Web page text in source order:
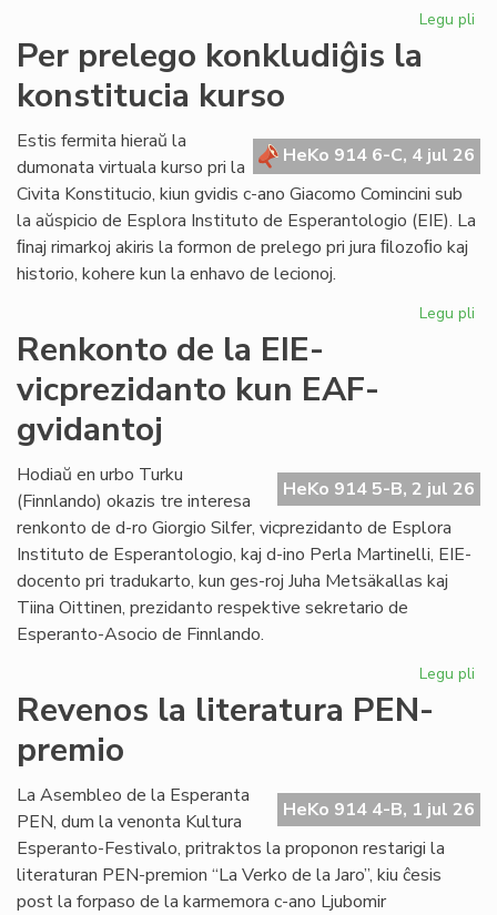
Legu pli
al
Per prelego konkludiĝis la
konstitucia kurso
HeKo 914 6-C, 4 jul 26
Estis fermita hieraŭ la
dumonata virtuala kurso pri la
Civita Konstitucio, kiun gvidis c-ano Giacomo Comincini sub
la aŭspicio de Esplora Instituto de Esperantologio (EIE). La
ﬁnaj rimarkoj akiris la formon de prelego pri jura ﬁlozoﬁo kaj
historio, kohere kun la enhavo de lecionoj.
Legu pli
Renkonto de la EIE-
vicprezidanto kun EAF-
gvidantoj
HeKo 914 5-B, 2 jul 26
Hodiaŭ en urbo Turku
(Finnlando) okazis tre interesa
renkonto de d-ro Giorgio Silfer, vicprezidanto de Esplora
Instituto de Esperantologio, kaj d-ino Perla Martinelli, EIE-
docento pri tradukarto, kun ges-roj Juha Metsäkallas kaj
Tiina Oittinen, prezidanto respektive sekretario de
Esperanto-Asocio de Finnlando.
Legu pli
Revenos la literatura PEN-
premio
HeKo 914 4-B, 1 jul 26
La Asembleo de la Esperanta
PEN, dum la venonta Kultura
Esperanto-Festivalo, pritraktos la proponon restarigi la
literaturan PEN-premion “La Verko de la Jaro”, kiu ĉesis
post la forpaso de la karmemora c-ano Ljubomir